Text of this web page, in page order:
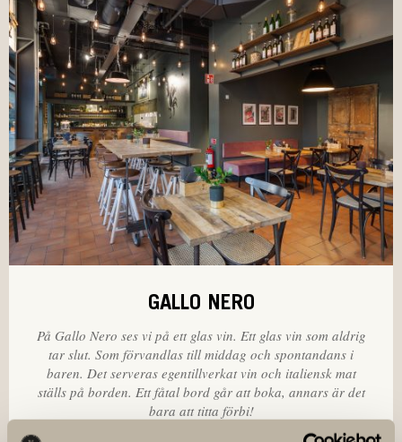
GALLO NERO
På Gallo Nero ses vi på ett glas vin. Ett glas vin som aldrig
tar slut. Som förvandlas till middag och spontandans i
baren. Det serveras egentillverkat vin och italiensk mat
ställs på borden. Ett fåtal bord går att boka, annars är det
bara att titta förbi!